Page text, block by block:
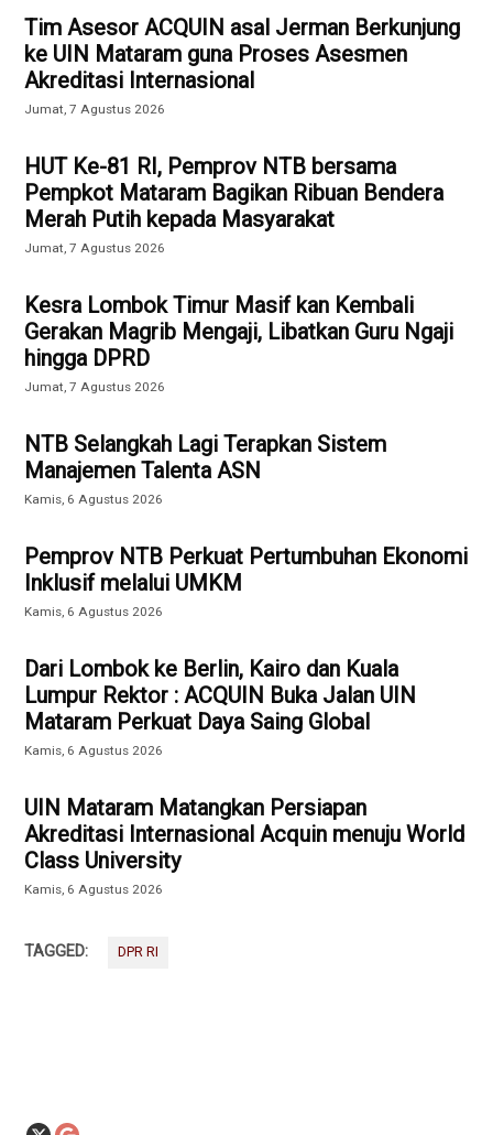
Tim Asesor ACQUIN asal Jerman Berkunjung
ke UIN Mataram guna Proses Asesmen
Akreditasi Internasional
Jumat, 7 Agustus 2026
HUT Ke-81 RI, Pemprov NTB bersama
Pempkot Mataram Bagikan Ribuan Bendera
Merah Putih kepada Masyarakat
Jumat, 7 Agustus 2026
Kesra Lombok Timur Masif kan Kembali
Gerakan Magrib Mengaji, Libatkan Guru Ngaji
hingga DPRD
Jumat, 7 Agustus 2026
NTB Selangkah Lagi Terapkan Sistem
Manajemen Talenta ASN
Kamis, 6 Agustus 2026
Pemprov NTB Perkuat Pertumbuhan Ekonomi
Inklusif melalui UMKM
Kamis, 6 Agustus 2026
Dari Lombok ke Berlin, Kairo dan Kuala
Lumpur Rektor : ACQUIN Buka Jalan UIN
Mataram Perkuat Daya Saing Global
Kamis, 6 Agustus 2026
UIN Mataram Matangkan Persiapan
Akreditasi Internasional Acquin menuju World
Class University
Kamis, 6 Agustus 2026
TAGGED: DPR RI